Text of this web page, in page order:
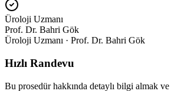
Üroloji Uzmanı
Prof. Dr. Bahri Gök
Üroloji Uzmanı · Prof. Dr. Bahri Gök
Hızlı Randevu
Bu prosedür hakkında detaylı bilgi almak